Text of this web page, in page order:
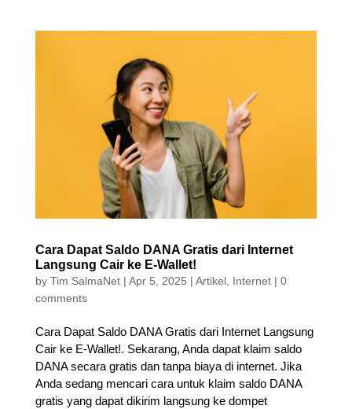
Cara Dapat Saldo DANA Gratis dari Internet
Langsung Cair ke E-Wallet!
by Tim SalmaNet| Apr 5, 2025 | Artikel, Internet| 0
comments
Cara Dapat Saldo DANA Gratis dari Internet Langsung
Cair ke E-Wallet!. Sekarang, Anda dapat klaim saldo
DANA secara gratis dan tanpa biaya di internet. Jika
Anda sedang mencari cara untuk klaim saldo DANA
gratis yang dapat dikirim langsung ke dompet